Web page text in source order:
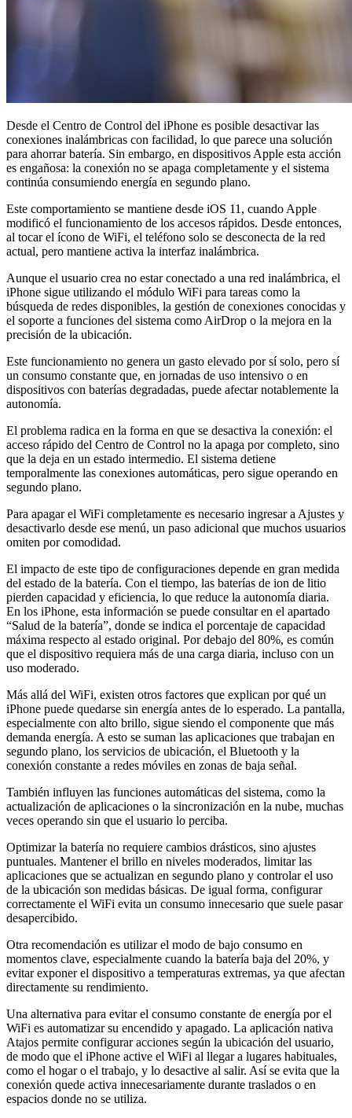
Desde el Centro de Control del iPhone es posible desactivar las
conexiones inalámbricas con facilidad, lo que parece una solución
para ahorrar batería. Sin embargo, en dispositivos Apple esta acción
es engañosa: la conexión no se apaga completamente y el sistema
continúa consumiendo energía en segundo plano.
Este comportamiento se mantiene desde iOS 11, cuando Apple
modificó el funcionamiento de los accesos rápidos. Desde entonces,
al tocar el ícono de WiFi, el teléfono solo se desconecta de la red
actual, pero mantiene activa la interfaz inalámbrica.
Aunque el usuario crea no estar conectado a una red inalámbrica, el
iPhone sigue utilizando el módulo WiFi para tareas como la
búsqueda de redes disponibles, la gestión de conexiones conocidas y
el soporte a funciones del sistema como AirDrop o la mejora en la
precisión de la ubicación.
Este funcionamiento no genera un gasto elevado por sí solo, pero sí
un consumo constante que, en jornadas de uso intensivo o en
dispositivos con baterías degradadas, puede afectar notablemente la
autonomía.
El problema radica en la forma en que se desactiva la conexión: el
acceso rápido del Centro de Control no la apaga por completo, sino
que la deja en un estado intermedio. El sistema detiene
temporalmente las conexiones automáticas, pero sigue operando en
segundo plano.
Para apagar el WiFi completamente es necesario ingresar a Ajustes y
desactivarlo desde ese menú, un paso adicional que muchos usuarios
omiten por comodidad.
El impacto de este tipo de configuraciones depende en gran medida
del estado de la batería. Con el tiempo, las baterías de ion de litio
pierden capacidad y eficiencia, lo que reduce la autonomía diaria.
En los iPhone, esta información se puede consultar en el apartado
“Salud de la batería”, donde se indica el porcentaje de capacidad
máxima respecto al estado original. Por debajo del 80%, es común
que el dispositivo requiera más de una carga diaria, incluso con un
uso moderado.
Más allá del WiFi, existen otros factores que explican por qué un
iPhone puede quedarse sin energía antes de lo esperado. La pantalla,
especialmente con alto brillo, sigue siendo el componente que más
demanda energía. A esto se suman las aplicaciones que trabajan en
segundo plano, los servicios de ubicación, el Bluetooth y la
conexión constante a redes móviles en zonas de baja señal.
También influyen las funciones automáticas del sistema, como la
actualización de aplicaciones o la sincronización en la nube, muchas
veces operando sin que el usuario lo perciba.
Optimizar la batería no requiere cambios drásticos, sino ajustes
puntuales. Mantener el brillo en niveles moderados, limitar las
aplicaciones que se actualizan en segundo plano y controlar el uso
de la ubicación son medidas básicas. De igual forma, configurar
correctamente el WiFi evita un consumo innecesario que suele pasar
desapercibido.
Otra recomendación es utilizar el modo de bajo consumo en
momentos clave, especialmente cuando la batería baja del 20%, y
evitar exponer el dispositivo a temperaturas extremas, ya que afectan
directamente su rendimiento.
Una alternativa para evitar el consumo constante de energía por el
WiFi es automatizar su encendido y apagado. La aplicación nativa
Atajos permite configurar acciones según la ubicación del usuario,
de modo que el iPhone active el WiFi al llegar a lugares habituales,
como el hogar o el trabajo, y lo desactive al salir. Así se evita que la
conexión quede activa innecesariamente durante traslados o en
espacios donde no se utiliza.